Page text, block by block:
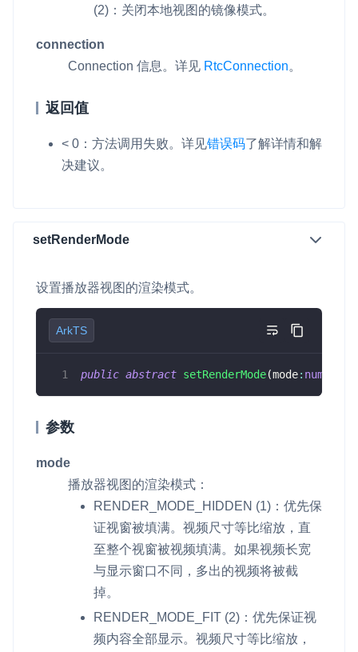
(2)：关闭本地视图的镜像模式。
connection
Connection 信息。详见 RtcConnection。
返回值
< 0：方法调用失败。 详见错误码了解详情和解
决建议。
setRenderMode
设置播放器视图的渲染模式。
ArkTS
public abstract setRenderMode(mode: number
参数
mode
播放器视图的渲染模式：
RENDER_MODE_HIDDEN (1)：优先保
证视窗被填满。视频尺寸等比缩放，直
至整个视窗被视频填满。如果视频长宽
与显示窗口不同，多出的视频将被截
掉。
RENDER_MODE_FIT (2)：优先保证视
频内容全部显示。视频尺寸等比缩放，